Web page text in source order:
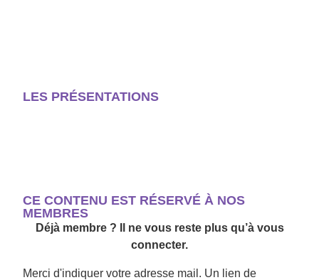
LES PRÉSENTATIONS
CE CONTENU EST RÉSERVÉ À NOS
MEMBRES
Déjà membre ? Il ne vous reste plus qu’à vous
connecter.
Merci d'indiquer votre adresse mail. Un lien de